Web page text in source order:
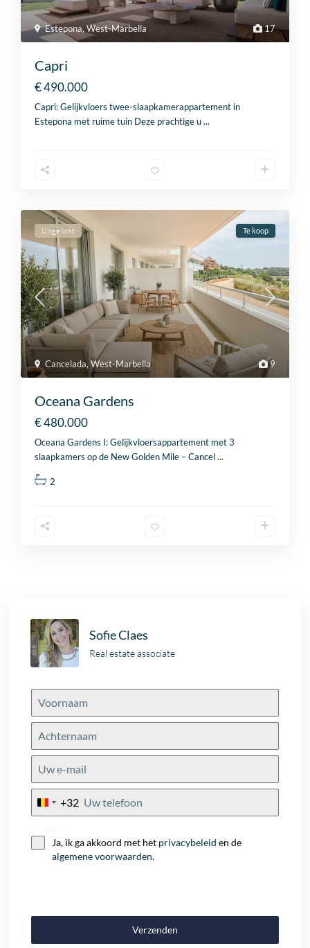
17
Estepona,West-Marbella
Capri
€ 490.000
Capri: Gelijkvloers twee-slaapkamerappartement in
Estepona met ruime tuin Deze prachtige u...
9
Cancelada,West-Marbella
Uitgelicht Te koop
Oceana Gardens
€ 480.000
Oceana Gardens I: Gelijkvloersappartement met 3
slaapkamers op de New Golden Mile – Cancel...
2
Sofie Claes
Real estate associate
Belgium
+32
Ja, ik ga akkoord met het privacybeleid en de
algemene voorwaarden.
Verzenden
B
g
+32
Consent
Ja, ik ga akkoord met hetprivacybeleiden de
Verzenden